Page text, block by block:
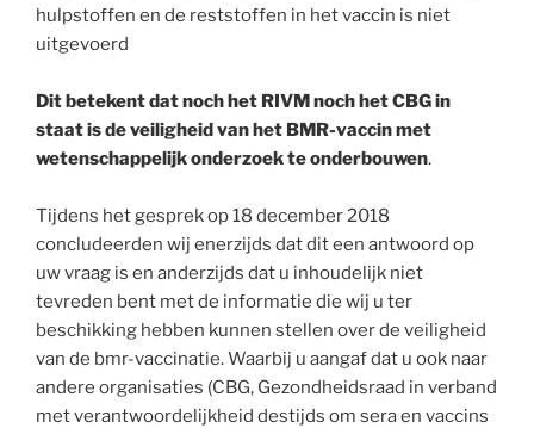
hulpstoffen en de reststoffen in het vaccin is niet
uitgevoerd
Dit betekent dat noch het RIVM noch het CBG in
staat is de veiligheid van het BMR-vaccin met
wetenschappelijk onderzoek te onderbouwen.
Tijdens het gesprek op 18 december 2018
concludeerden wij enerzijds dat dit een antwoord op
uw vraag is en anderzijds dat u inhoudelijk niet
tevreden bent met de informatie die wij u ter
beschikking hebben kunnen stellen over de veiligheid
van de bmr-vaccinatie. Waarbij u aangaf dat u ook naar
andere organisaties (CBG, Gezondheidsraad in verband
met verantwoordelijkheid destijds om sera en vaccins